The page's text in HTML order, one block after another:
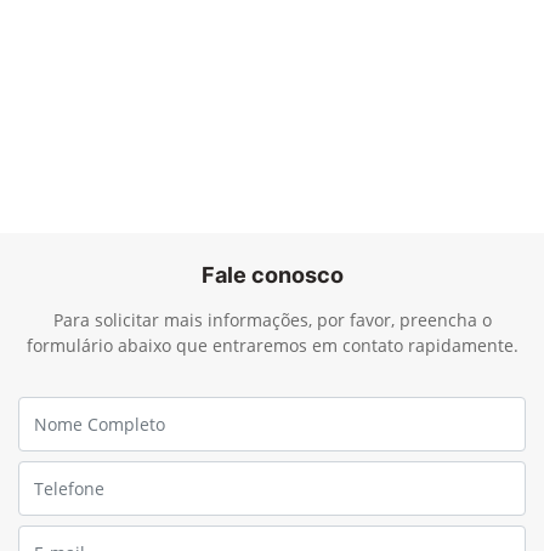
Fale conosco
Para solicitar mais informações, por favor, preencha o
formulário abaixo que entraremos em contato rapidamente.